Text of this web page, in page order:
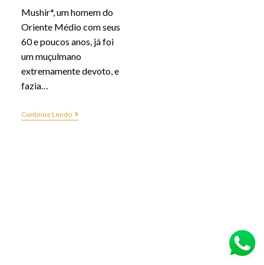
Mushir*, um homem do
Oriente Médio com seus
60 e poucos anos, já foi
um muçulmano
extremamente devoto, e
fazia…
Continue Lendo